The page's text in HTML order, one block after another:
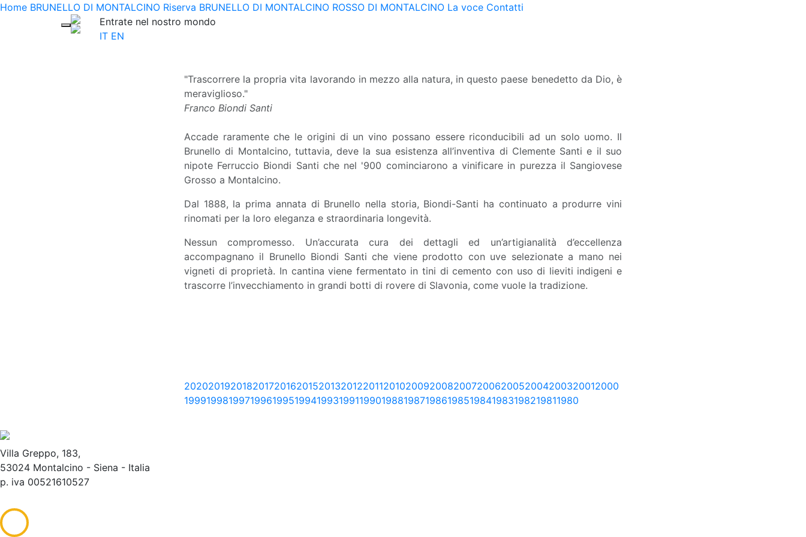
Home BRUNELLO DI MONTALCINO Riserva BRUNELLO DI MONTALCINO ROSSO DI MONTALCINO La voce Contatti
Entrate nel nostro mondo
IT EN
"Trascorrere la propria vita lavorando in mezzo alla natura, in questo paese benedetto da Dio, è
meraviglioso."
Franco Biondi Santi
Accade raramente che le origini di un vino possano essere riconducibili ad un solo uomo. Il
Brunello di Montalcino, tuttavia, deve la sua esistenza all’inventiva di Clemente Santi e il suo
nipote Ferruccio Biondi Santi che nel '900 cominciarono a vinificare in purezza il Sangiovese
Grosso a Montalcino.
Dal 1888, la prima annata di Brunello nella storia, Biondi-Santi ha continuato a produrre vini
rinomati per la loro eleganza e straordinaria longevità.
Nessun compromesso. Un’accurata cura dei dettagli ed un’artigianalità d’eccellenza
accompagnano il Brunello Biondi Santi che viene prodotto con uve selezionate a mano nei
vigneti di proprietà. In cantina viene fermentato in tini di cemento con uso di lieviti indigeni e
trascorre l’invecchiamento in grandi botti di rovere di Slavonia, come vuole la tradizione.
2020201920182017201620152013201220112010200920082007200620052004200320012000
199919981997199619951994199319911990198819871986198519841983198219811980
Villa Greppo, 183,
53024 Montalcino - Siena - Italia
p. iva 00521610527